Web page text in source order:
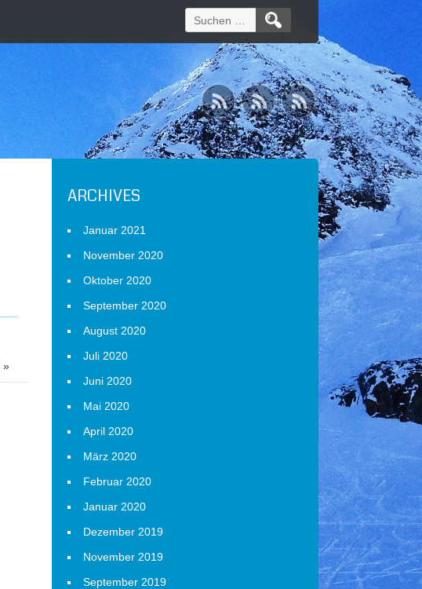
Suchen
nach:
»
ARCHIVES
Januar 2021
November 2020
Oktober 2020
September 2020
August 2020
Juli 2020
Juni 2020
Mai 2020
April 2020
März 2020
Februar 2020
Januar 2020
Dezember 2019
November 2019
September 2019